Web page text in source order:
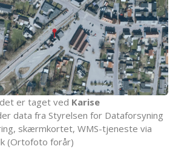
er taget ved Karise
data fra Styrelsen for Dataforsyning
skærmkortet, WMS-tjeneste via
(Ortofoto forår)